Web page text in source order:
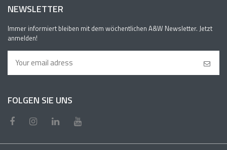
NEWSLETTER
Immer informiert bleiben mit dem wöchentlichen A&W Newsletter. Jetzt
anmelden!
FOLGEN SIE UNS